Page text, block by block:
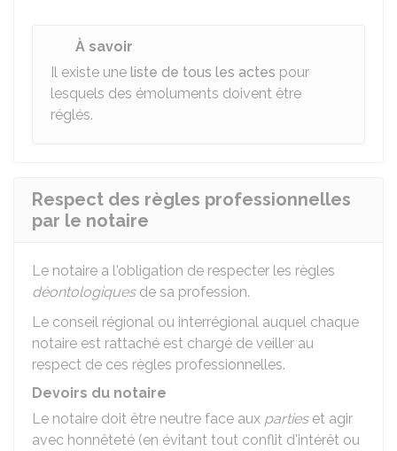
À savoir
Il existe une liste de tous les actes pour
lesquels des émoluments doivent être
réglés.
Respect des règles professionnelles
par le notaire
Le notaire a l'obligation de respecter les règles
déontologiquesde sa profession.
Le conseil régional ou interrégional auquel chaque
notaire est rattaché est chargé de veiller au
respect de ces règles professionnelles.
Devoirs du notaire
Le notaire doit être neutre face aux partieset agir
avec honnêteté (en évitant tout conflit d'intérêt ou